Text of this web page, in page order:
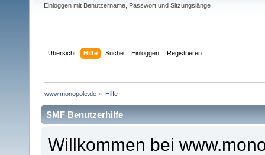
Einloggen mit Benutzername, Passwort und Sitzungslänge
Übersicht Hilfe Suche Einloggen Registrieren
www.monopole.de » Hilfe
SMF Benutzerhilfe
Willkommen bei